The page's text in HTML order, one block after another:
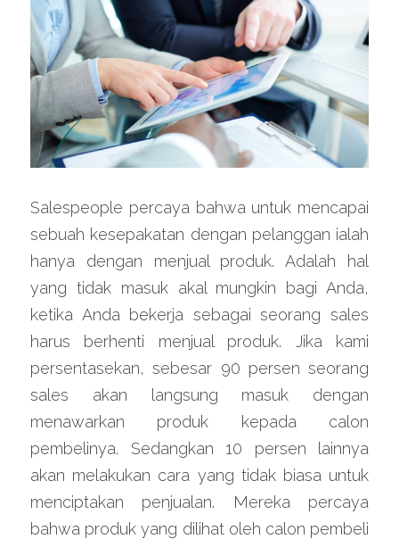
Salespeople percaya bahwa untuk mencapai
sebuah kesepakatan dengan pelanggan ialah
hanya dengan menjual produk. Adalah hal
yang tidak masuk akal mungkin bagi Anda,
ketika Anda bekerja sebagai seorang sales
harus berhenti menjual produk. Jika kami
persentasekan, sebesar 90 persen seorang
sales akan langsung masuk dengan
menawarkan produk kepada calon
pembelinya. Sedangkan 10 persen lainnya
akan melakukan cara yang tidak biasa untuk
menciptakan penjualan. Mereka percaya
bahwa produk yang dilihat oleh calon pembeli